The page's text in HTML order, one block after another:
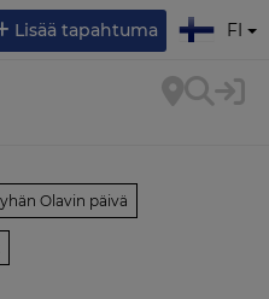
Lisää tapahtuma FI
Olavin päivä